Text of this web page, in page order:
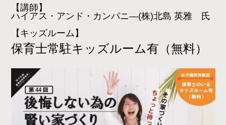
【講師】
ハイアス・アンド・カンパニ―(株)北島 英雅 氏
【キッズルーム】
保育士常駐キッズルーム有（無料）